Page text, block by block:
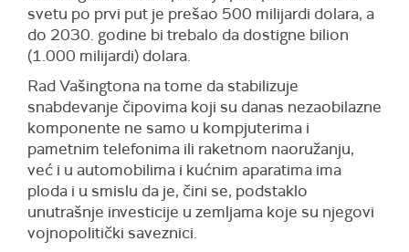
svetu po prvi put je prešao 500 milijardi dolara, a
do 2030. godine bi trebalo da dostigne bilion
(1.000 milijardi) dolara.
Rad Vašingtona na tome da stabilizuje
snabdevanje čipovima koji su danas nezaobilazne
komponente ne samo u kompjuterima i
pametnim telefonima ili raketnom naoružanju,
već i u automobilima i kućnim aparatima ima
ploda i u smislu da je, čini se, podstaklo
unutrašnje investicije u zemljama koje su njegovi
vojnopolitički saveznici.